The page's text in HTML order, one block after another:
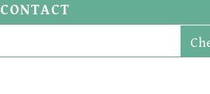
CONTACT